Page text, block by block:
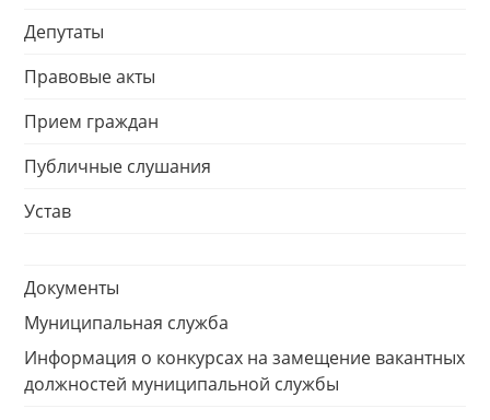
Депутаты
Правовые акты
Прием граждан
Публичные слушания
Устав
Документы
Муниципальная служба
Информация о конкурсах на замещение вакантных
должностей муниципальной службы